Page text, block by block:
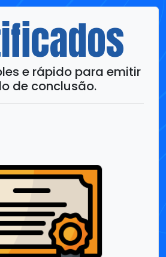
e rápido para emitir
de conclusão.